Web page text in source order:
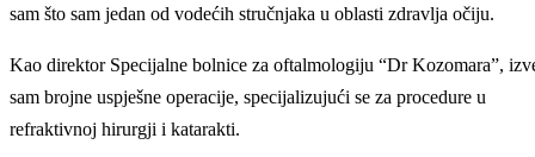
sam što sam jedan od vodećih stručnjaka u oblasti zdravlja očiju.
Kao direktor Specijalne bolnice za oftalmologiju “Dr Kozomara”,
sam brojne uspješne operacije, specijalizujući se za procedure u
refraktivnoj hirurgji i katarakti.